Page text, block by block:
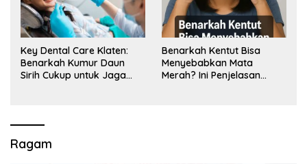
Key Dental Care Klaten:
Benarkah Kumur Daun
Sirih Cukup untuk Jaga
Benarkah Kentut Bisa
Menyebabkan Mata
Merah? Ini Penjelasan
Ragam